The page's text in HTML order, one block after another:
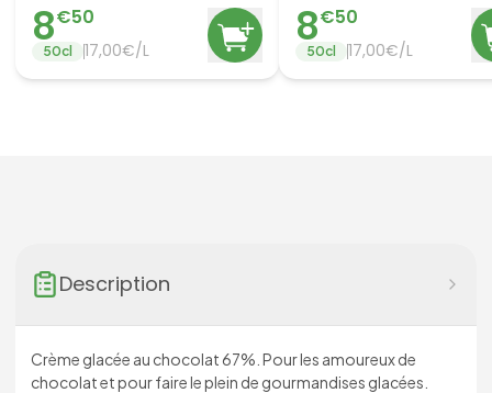
8€50
50cl 17,00€/L 8€50
50cl 17,00€/L
Description
Crème glacée au chocolat 67%. Pour les amoureux de
chocolat et pour faire le plein de gourmandises glacées.